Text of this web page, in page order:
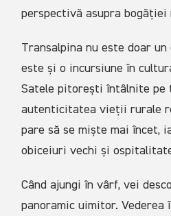
perspectivă asupra bogăției
Transalpina nu este doar
este și o incursiune în
Satele pitorești întâlnite pe
autenticitatea vieții rurale
pare să se miște mai încet,
obiceiuri vechi și
Când ajungi în vârf, vei
panoramic uimitor.